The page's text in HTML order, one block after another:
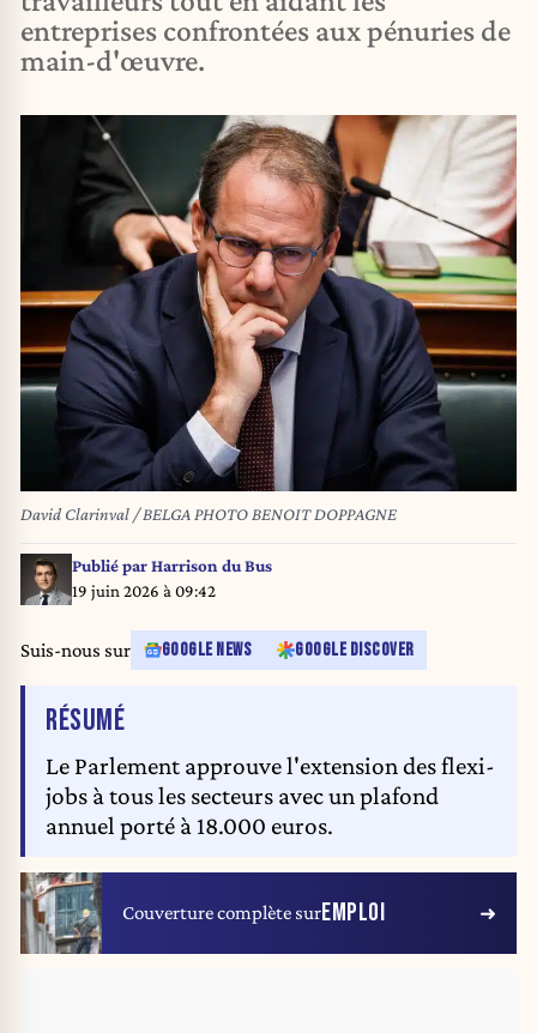
entreprises confrontées aux pénuries de
main-d'œuvre.
David Clarinval / BELGA PHOTO BENOIT DOPPAGNE
Publié parHarrison du Bus
19 juin 2026 à 09:42
Suis-nous sur GOOGLE NEWS GOOGLE DISCOVER
RÉSUMÉDE L'ARTICLE
Le Parlement approuve l'extension des flexi-
jobs à tous les secteurs avec un plafond
annuel porté à 18.000 euros.
Couverture complète surEMPLOI